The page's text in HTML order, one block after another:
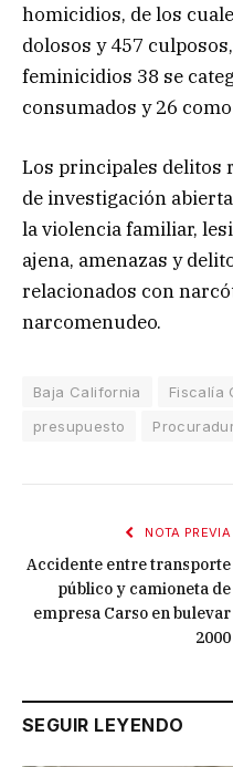
homicidios, de los
dolosos y 457
feminicidios 38 se
consumados y 26
Los principales delitos
de investigación
la violencia familiar,
ajena, amenazas y
relacionados con
narcomenudeo.
Baja California
Fiscalía
presupuesto
NOTA PREVIA
Accidente entre transporte
público y camioneta de
empresa Carso en bulevar
2000
SEGUIR LEYENDO